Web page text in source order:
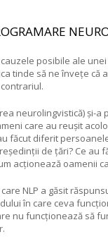
posibile ale
tinde să ne învețe că
neurolingvistică) și-
care au reușit
făcut diferit
de țări? Ce
acționează oamenii
NLP a găsit
în care ceva
nu funcționează să